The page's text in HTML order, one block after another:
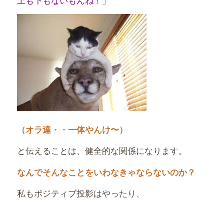
（オラ達・・一体やんけ〜）
と伝えることは、健全的な関係になります。
なんでそんなことをいわなきゃならないのか？
私もポジティブ投影はやったり、